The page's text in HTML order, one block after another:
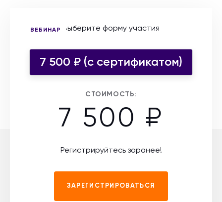
ВЕБИНАР Выберите форму участия
7 500 ₽ (c сертификатом)
СТОИМОСТЬ:
7 500 ₽
Регистрируйтесь заранее!
ЗАРЕГИСТРИРОВАТЬСЯ